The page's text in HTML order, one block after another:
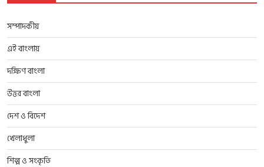
সম্পাদকীয়
এই বাংলায়
দক্ষিণ বাংলা
উত্তর বাংলা
দেশ ও বিদেশ
খেলাধুলা
শিল্প ও সংকৃতি